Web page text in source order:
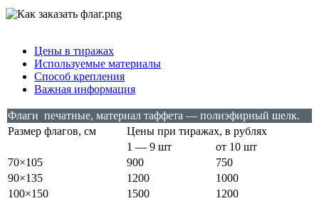
Цены в тиражах
Используемые материалы
Способ крепления
Важная информация
Флаги печатные, материал таффета — полиэфирный шелк.
Размер флагов, см
Цены при тиражах, в рублях
1 — 9 шт
от 10 шт
70×105
900
750
90×135
1200
1000
100×150
1500
1200